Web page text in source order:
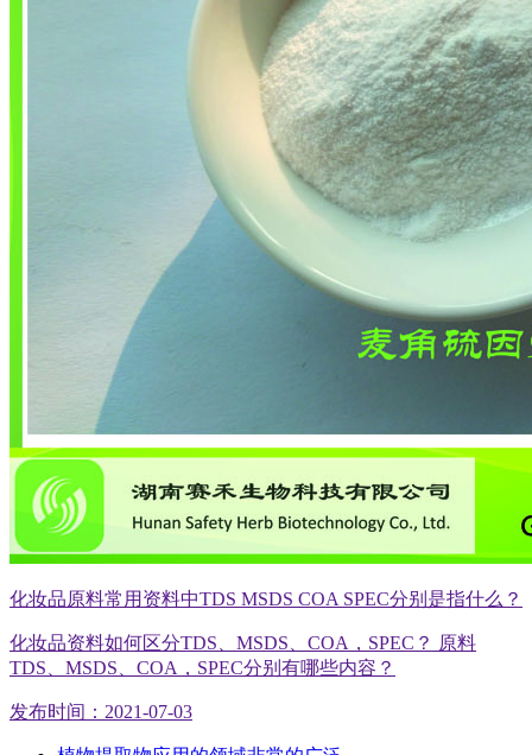
化妆品原料常用资料中TDS MSDS COA SPEC分别是指什么？
化妆品资料如何区分TDS、MSDS、COA，SPEC？ 原料
TDS、MSDS、COA，SPEC分别有哪些内容？
发布时间：2021-07-03